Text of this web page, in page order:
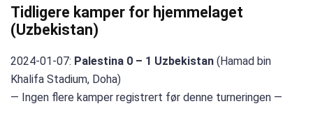
Tidligere kamper for hjemmelaget
(Uzbekistan)
2024-01-07: Palestina 0 – 1 Uzbekistan (Hamad bin
Khalifa Stadium, Doha)
— Ingen flere kamper registrert før denne turneringen —